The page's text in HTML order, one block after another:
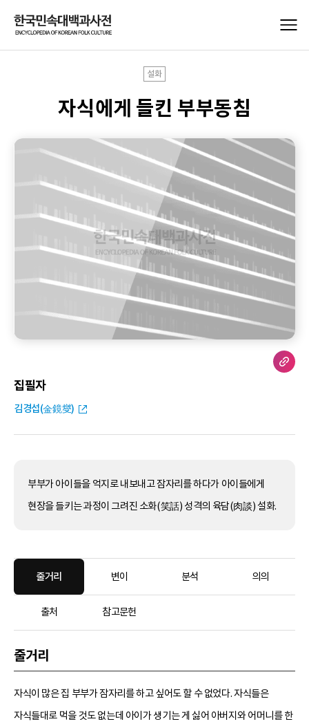
설화
자식에게 들킨 부부동침
집필자
김경섭(金鏡燮)
부부가 아이들을 억지로 내보내고 잠자리를 하다가 아이들에게
현장을 들키는 과정이 그려진 소화(笑話) 성격의 육담(肉談) 설화.
줄거리 변이 분석 의의
출처 참고문헌
줄거리
자식이 많은 집 부부가 잠자리를 하고 싶어도 할 수 없었다. 자식들은
자식들대로 먹을 것도 없는데 아이가 생기는 게 싫어 아버지와 어머니를 한